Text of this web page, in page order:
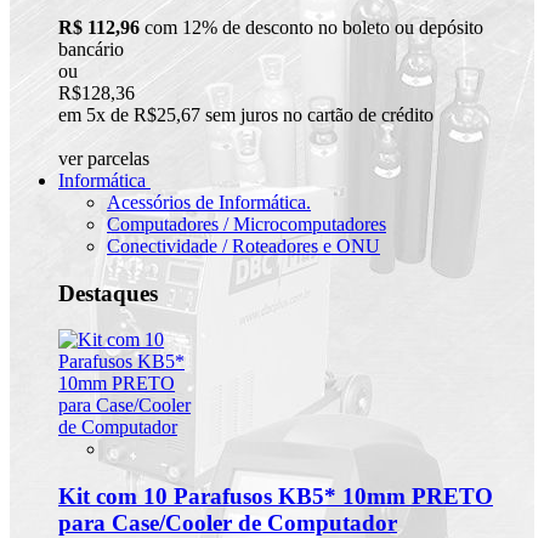
R$ 112,96 com 12% de desconto no boleto ou depósito
bancário
ou
R$128,36
em 5x de R$25,67 sem juros no cartão de crédito
ver parcelas
Informática
Acessórios de Informática.
Computadores / Microcomputadores
Conectividade / Roteadores e ONU
Destaques
Kit com 10 Parafusos KB5* 10mm PRETO
para Case/Cooler de Computador